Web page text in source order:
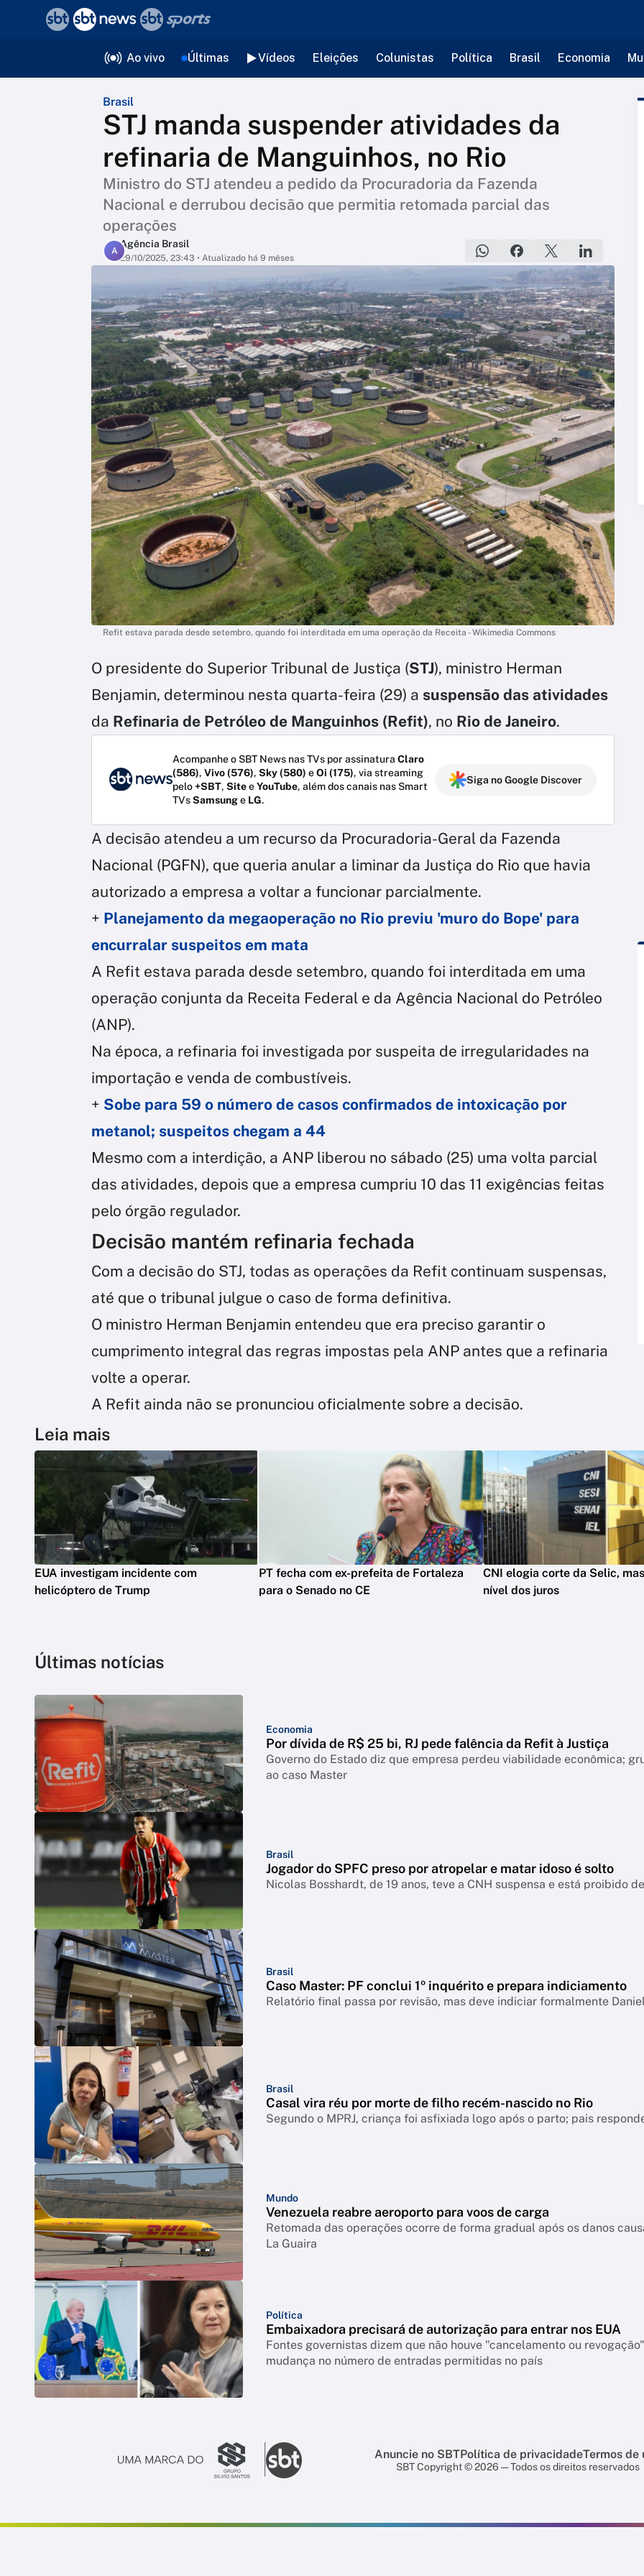
Ao vivo Últimas Vídeos Eleições Colunistas Política Brasil Economia
Brasil
STJ manda suspender atividades da
refinaria de Manguinhos, no Rio
Ministro do STJ atendeu a pedido da Procuradoria da Fazenda
Nacional e derrubou decisão que permitia retomada parcial das
operações
A
Agência Brasil
29/10/2025, 23:43 • Atualizado há 9 mêses
Refit estava parada desde setembro, quando foi interditada em uma operação da Receita - Wikimedia Commons
O presidente do Superior Tribunal de Justiça (STJ), ministro Herman
Benjamin, determinou nesta quarta-feira (29) a suspensão das atividades
da Refinaria de Petróleo de Manguinhos (Refit), no Rio de Janeiro.
Acompanhe o SBT News nas TVs por assinatura Claro
(586), Vivo (576), Sky (580) eOi (175), via streaming
pelo+SBT, SiteeYouTube, além dos canais nas Smart
TVsSamsunge LG.
Siga no Google Discover
A decisão atendeu a um recurso da Procuradoria-Geral da Fazenda
Nacional (PGFN), que queria anular a liminar da Justiça do Rio que havia
autorizado a empresa a voltar a funcionar parcialmente.
+ Planejamento da megaoperação no Rio previu 'muro do Bope' para
encurralar suspeitos em mata
A Refit estava parada desde setembro, quando foi interditada em uma
operação conjunta da Receita Federal e da Agência Nacional do Petróleo
(ANP).
Na época, a refinaria foi investigada por suspeita de irregularidades na
importação e venda de combustíveis.
+ Sobe para 59 o número de casos confirmados de intoxicação por
metanol; suspeitos chegam a 44
Mesmo com a interdição, a ANP liberou no sábado (25) uma volta parcial
das atividades, depois que a empresa cumpriu 10 das 11 exigências feitas
pelo órgão regulador.
Decisão mantém refinaria fechada
Com a decisão do STJ, todas as operações da Refit continuam suspensas,
até que o tribunal julgue o caso de forma definitiva.
O ministro Herman Benjamin entendeu que era preciso garantir o
cumprimento integral das regras impostas pela ANP antes que a refinaria
volte a operar.
A Refit ainda não se pronunciou oficialmente sobre a decisão.
Leia mais
EUA investigam incidente com
helicóptero de Trump
PT fecha com ex-prefeita de Fortaleza
para o Senado no CE
CNI elogia corte da Selic,
nível dos juros
Últimas notícias
Economia
Por dívida de R$ 25 bi, RJ pede falência da Refit à Justiça
Governo do Estado diz que empresa perdeu viabilidade econômica;
ao caso Master
Brasil
Jogador do SPFC preso por atropelar e matar idoso é solto
Nicolas Bosshardt, de 19 anos, teve a CNH suspensa e está proibido
Brasil
Caso Master: PF conclui 1º inquérito e prepara indiciamento
Relatório final passa por revisão, mas deve indiciar formalmente
Brasil
Casal vira réu por morte de filho recém-nascido no Rio
Segundo o MPRJ, criança foi asfixiada logo após o parto; pais
Mundo
Venezuela reabre aeroporto para voos de carga
Retomada das operações ocorre de forma gradual após os danos
La Guaira
Política
Embaixadora precisará de autorização para entrar nos EUA
Fontes governistas dizem que não houve "cancelamento ou
mudança no número de entradas permitidas no país
Anuncie no SBTPolítica de privacidadeTermos de
SBT Copyright © 2026 — Todos os direitos reservados
voltar
Editorias